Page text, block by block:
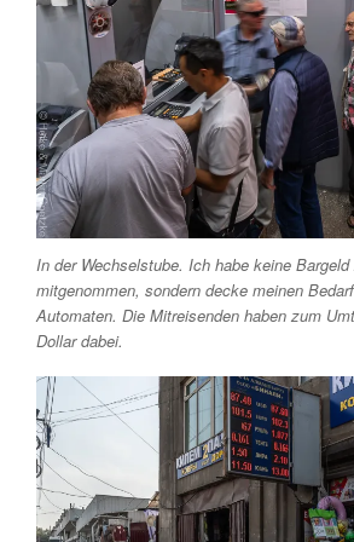
In der Wechselstube. Ich habe keine
mitgenommen, sondern decke meinen
Automaten. Die Mitreisenden haben zum
Dollar dabei.